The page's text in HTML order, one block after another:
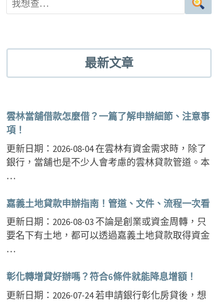
最新文章
雲林當舖借款怎麼借？一篇了解申辦細節、注意事
項！
更新日期：2026-08-04 在雲林有資金需求時，除了
銀行，當舖也是不少人會考慮的雲林貸款管道。本
…
嘉義土地貸款申辦指南！管道、文件、流程一次看
更新日期：2026-08-03 不論是創業或資金周轉，只
要名下有土地，都可以透過嘉義土地貸款取得資金
…
彰化轉增貸好辦嗎？符合6條件就能降息增額！
更新日期：2026-07-24 若申請銀行彰化房貸後，想